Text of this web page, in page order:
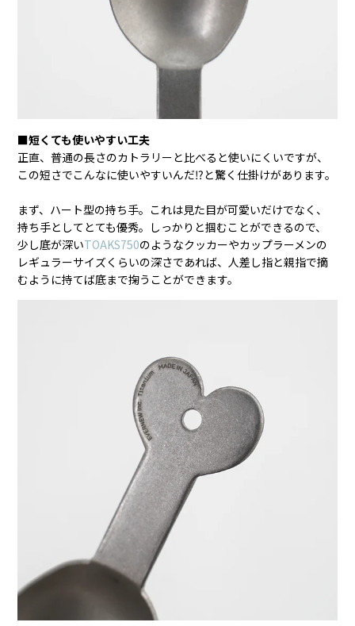
■短くても使いやすい工夫
正直、普通の長さのカトラリーと比べると使いにくいですが、
この短さでこんなに使いやすいんだ⁉︎と驚く仕掛けがあります。
まず、ハート型の持ち手。これは見た目が可愛いだけでなく、
持ち手としてとても優秀。しっかりと掴むことができるので、
少し底が深いTOAKS750のようなクッカーやカップラーメンの
レギュラーサイズくらいの深さであれば、人差し指と親指で摘
むように持てば底まで掬うことができます。